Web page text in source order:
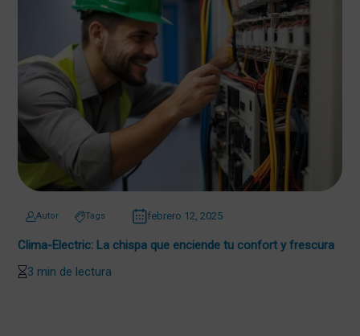
Autor Tags febrero 12, 2025
Clima-Electric: La chispa que enciende tu confort y frescura
3 min de lectura